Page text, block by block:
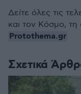
Σχετικά
Δείτε όλες τις
και τον Κόσμο, τη
Protothema.gr